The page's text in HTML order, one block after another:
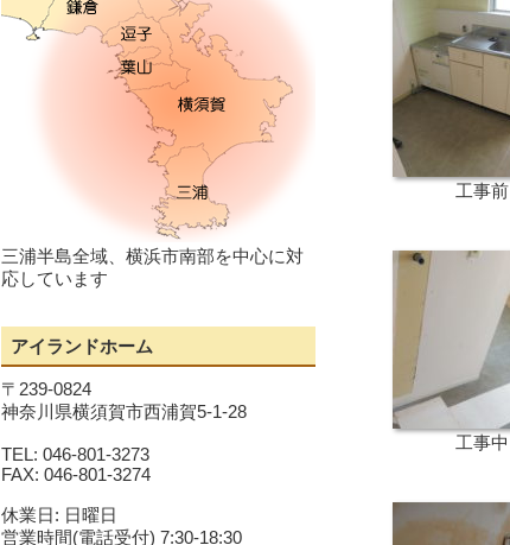
工事前
工事中
三浦半島全域、横浜市南部を中心に対
応しています
アイランドホーム
〒239-0824
神奈川県横須賀市西浦賀5-1-28
TEL: 046-801-3273
FAX: 046-801-3274
休業日: 日曜日
営業時間(電話受付) 7:30-18:30